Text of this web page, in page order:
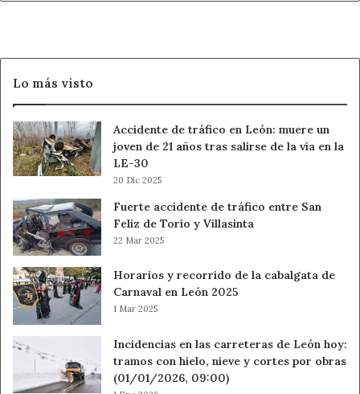
Lo más visto
Accidente de tráfico en León: muere un
joven de 21 años tras salirse de la vía en la
LE-30
20 Dic 2025
Fuerte accidente de tráfico entre San
Feliz de Torío y Villasinta
22 Mar 2025
Horarios y recorrido de la cabalgata de
Carnaval en León 2025
1 Mar 2025
Incidencias en las carreteras de León hoy:
tramos con hielo, nieve y cortes por obras
(01/01/2026, 09:00)